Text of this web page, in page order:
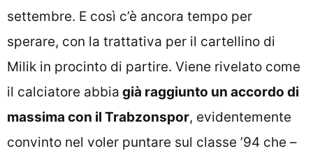
settembre. E così c’è ancora tempo per
sperare, con la trattativa per il cartellino di
Milik in procinto di partire. Viene rivelato come
il calciatore abbia già raggiunto un accordo di
massima con il Trabzonspor, evidentemente
convinto nel voler puntare sul classe ’94 che –